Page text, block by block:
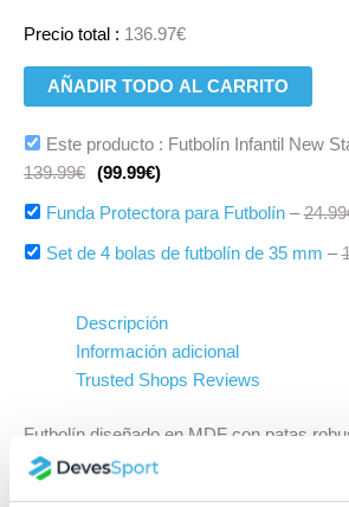
Precio total : 136.97€
Este producto : Futbolín Infantil New
139.99€ (99.99€)
Funda Protectora para Futbolín –24.99
Set de 4 bolas de futbolín de 35 mm –
Descripción
Información adicional
Trusted Shops Reviews
Futbolín diseñado en MDF con patas
una perfecta estabilidad en el juego.